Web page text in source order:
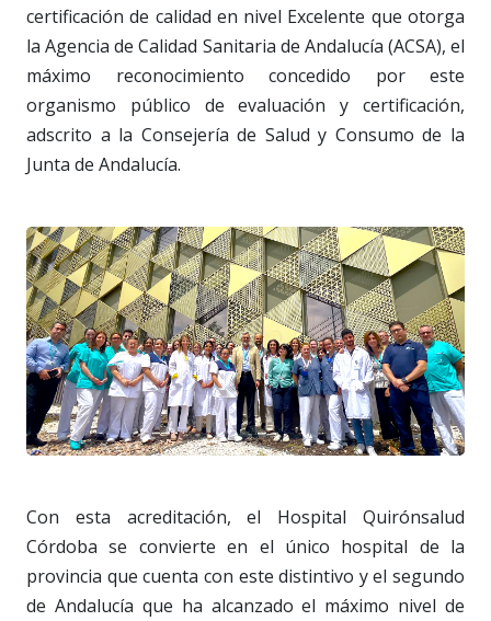
certificación de calidad en nivel Excelente que otorga
la Agencia de Calidad Sanitaria de Andalucía (ACSA), el
máximo reconocimiento concedido por este
organismo público de evaluación y certificación,
adscrito a la Consejería de Salud y Consumo de la
Junta de Andalucía.
Con esta acreditación, el Hospital Quirónsalud
Córdoba se convierte en el único hospital de la
provincia que cuenta con este distintivo y el segundo
de Andalucía que ha alcanzado el máximo nivel de